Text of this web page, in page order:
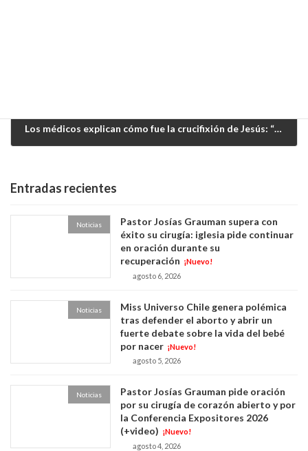
Los médicos explican cómo fue la crucifixión de Jesús: “Una muerte lenta y un dolor insoportable”
Entradas recientes
Noticias
Pastor Josías Grauman supera con
éxito su cirugía: iglesia pide continuar
en oración durante su
recuperación ¡Nuevo!
agosto 6, 2026
Noticias
Miss Universo Chile genera polémica
tras defender el aborto y abrir un
fuerte debate sobre la vida del bebé
por nacer ¡Nuevo!
agosto 5, 2026
Noticias
Pastor Josías Grauman pide oración
por su cirugía de corazón abierto y por
la Conferencia Expositores 2026
(+video) ¡Nuevo!
agosto 4, 2026